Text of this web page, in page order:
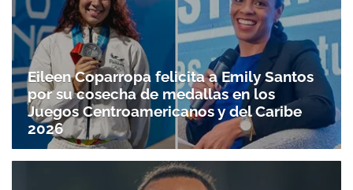
Eileen Coparropa felicita a Emily Santos
por su cosecha de medallas en los
Juegos Centroamericanos y del Caribe
2026